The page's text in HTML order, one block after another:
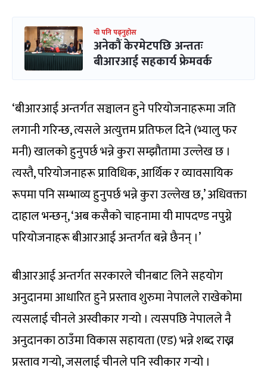
यो पनि पढ्नुहोस
अनेकौं केरमेटपछि अन्ततः
बीआरआई सहकार्य फ्रेमवर्क
‘बीआरआई अन्तर्गत सञ्चालन हुने परियोजनाहरूमा जति
लगानी गरिन्छ, त्यसले अत्युत्तम प्रतिफल दिने (भ्यालु फर
मनी) खालको हुनुपर्छ भन्ने कुरा सम्झौतामा उल्लेख छ ।
त्यस्तै, परियोजनाहरू प्राविधिक, आर्थिक र व्यावसायिक
रूपमा पनि सम्भाव्य हुनुपर्छ भन्ने कुरा उल्लेख छ,’ अधिवक्ता
दाहाल भन्छन्, ‘अब कसैको चाहनामा यी मापदण्ड नपुग्ने
परियोजनाहरू बीआरआई अन्तर्गत बन्ने छैनन् ।’
बीआरआई अन्तर्गत सरकारले चीनबाट लिने सहयोग
अनुदानमा आधारित हुने प्रस्ताव शुरुमा नेपालले राखेकोमा
त्यसलाई चीनले अस्वीकार गर्‍यो । त्यसपछि नेपालले नै
अनुदानका ठाउँमा विकास सहायता (एड) भन्ने शब्द राख्न
प्रस्ताव गर्‍यो, जसलाई चीनले पनि स्वीकार गर्‍यो ।